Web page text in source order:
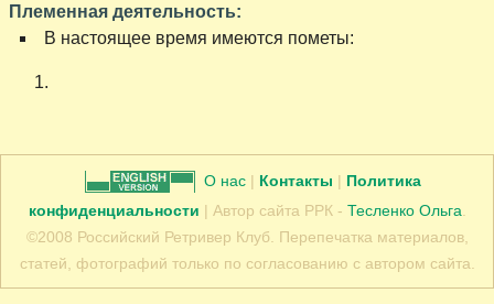
Племенная деятельность:
В настоящее время имеются пометы:
О нас | Контакты | Политика
конфиденциальности | Автор сайта РРК - Тесленко Ольга
©2008 Российский Ретривер Клуб. Перепечатка материалов,
статей, фотографий только по согласованию с автором сайта.